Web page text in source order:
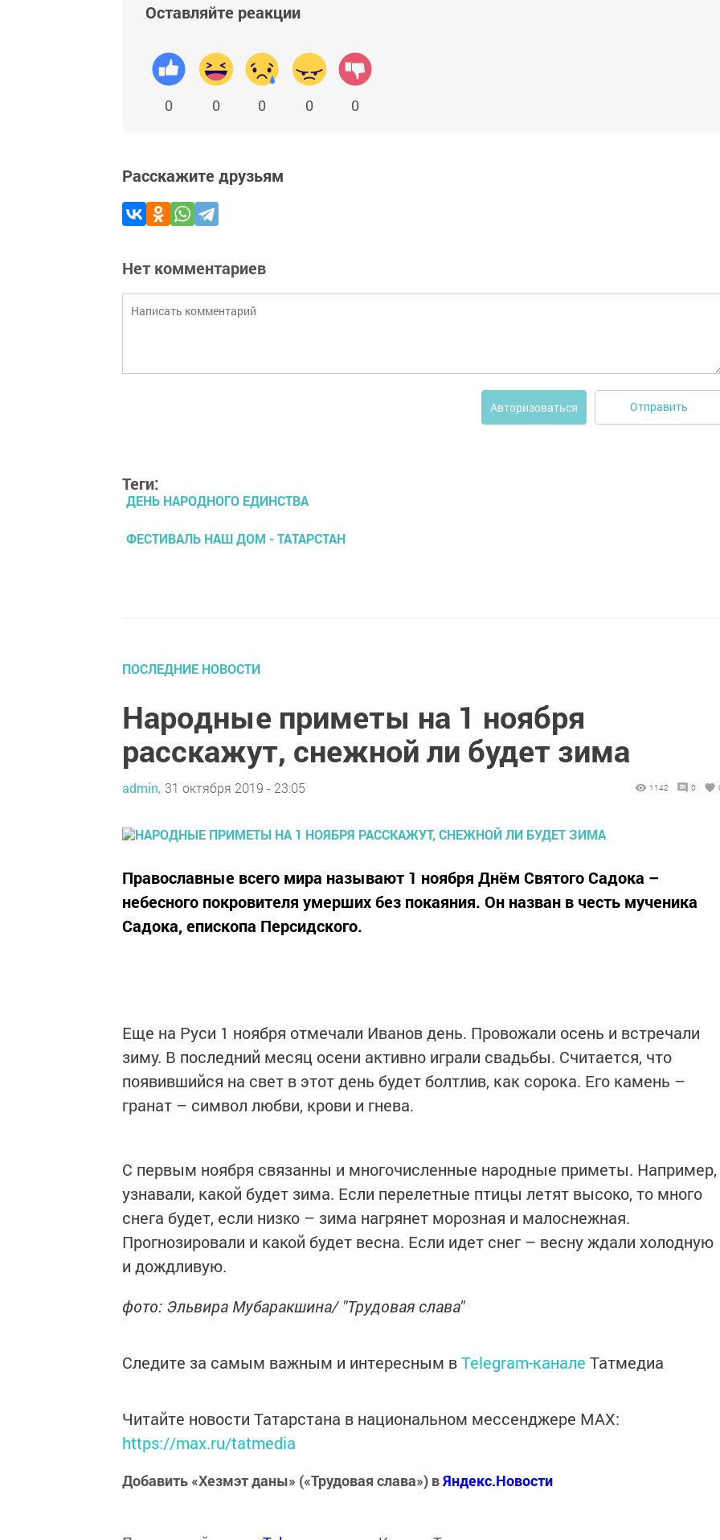
Оставляйте реакции
0 0 0 0 0
Расскажите друзьям
Нет комментариев
Авторизоваться Отправить
Теги:
ДЕНЬ НАРОДНОГО ЕДИНСТВА
ФЕСТИВАЛЬ НАШ ДОМ - ТАТАРСТАН
ПОСЛЕДНИЕ НОВОСТИ
Народные приметы на 1 ноября
расскажут, снежной ли будет зима
admin, 31 октября 2019 - 23:05 1142 0
Православные всего мира называют 1 ноября Днём Святого Садока –
небесного покровителя умерших без покаяния. Он назван в честь мученика
Садока, епископа Персидского.
Еще на Руси 1 ноября отмечали Иванов день. Провожали осень и встречали
зиму. В последний месяц осени активно играли свадьбы. Считается, что
появившийся на свет в этот день будет болтлив, как сорока. Его камень –
гранат – символ любви, крови и гнева.
С первым ноября связанны и многочисленные народные приметы. Например,
узнавали, какой будет зима. Если перелетные птицы летят высоко, то много
снега будет, если низко – зима нагрянет морозная и малоснежная.
Прогнозировали и какой будет весна. Если идет снег – весну ждали холодную
и дождливую.
фото: Эльвира Мубаракшина/ "Трудовая слава"
Следите за самым важным и интересным вTelegram-канале Татмедиа
Читайте новости Татарстана в национальном мессенджере MАХ:
https://max.ru/tatmedia
Добавить «Хезмэт даны» («Трудовая слава») вЯндекс.Новости